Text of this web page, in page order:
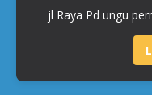
jl Raya Pd ungu